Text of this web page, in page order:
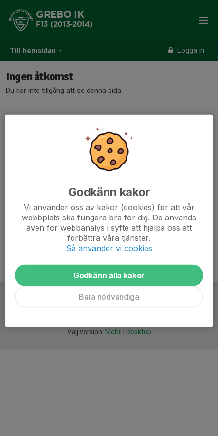
Till hemsidan Logga in
GREBO IK
F13 (2013-2014)
Ingen åtkomst
Du har inte tillgång att se denna sida.
Välj version: Mobil Desktop
Godkänn kakor
Vi använder oss av kakor (cookies) för att vår
webbplats ska fungera bra för dig. De används
även för webbanalys i syfte att hjälpa oss att
förbättra våra tjänster.
Så använder vi cookies
Godkänn alla kakor
Bara nödvändiga